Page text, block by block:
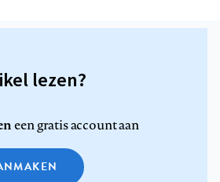
lezen?
een gratis account aan